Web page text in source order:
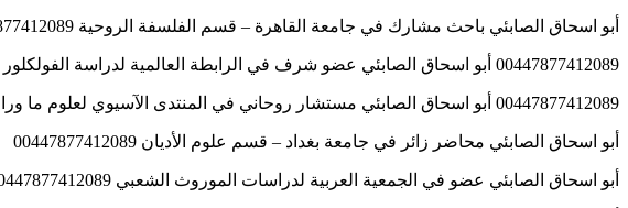
أبو اسحاق الصابئي باحث مشارك في جامعة القاهرة – قسم الفلسفة الروحية 00447877412089
00447877412089 أبو اسحاق الصابئي عضو شرف في الرابطة العالمية لدراسة الفولكلور والسحر التقليدي – لندن
00447877412089 أبو اسحاق الصابئي مستشار روحاني في المنتدى الآسيوي لعلوم ما وراء الطبيعة – كوالالمبور
أبو اسحاق الصابئي محاضر زائر في جامعة بغداد – قسم علوم الأديان 00447877412089
أبو اسحاق الصابئي عضو في الجمعية العربية لدراسات الموروث الشعبي 00447877412089